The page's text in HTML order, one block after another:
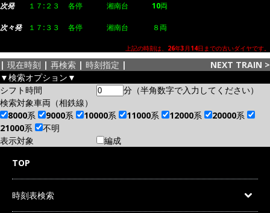
次発 １７:２３ 各停 湘南台 10両
次々発 １７:３３ 各停 湘南台 ８両
上記の時刻は、26年3月14日までの古いダイヤです。
| 現在時刻 | 再検索 | 時刻指定 | NEXT TRAIN >
▼検索オプション▼
シフト時間
分（半角数字で入力してください）
検索対象車両（相鉄線）
8000系
9000系 10000系 11000系 12000系
20000系
21000系
不明
表示対象
編成
TOP
時刻表検索